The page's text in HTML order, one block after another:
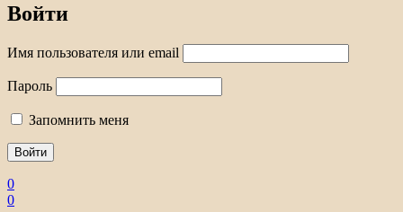
Войти
Имя пользователя или email
Пароль
Запомнить меня
0
0